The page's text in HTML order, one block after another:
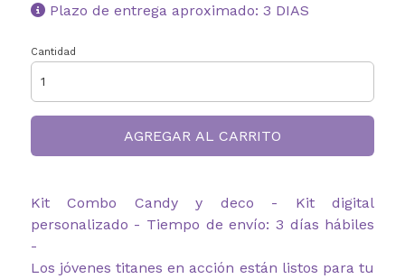
Plazo de entrega aproximado: 3 DIAS
Cantidad
AGREGAR AL CARRITO
Kit Combo Candy y deco - Kit digital
personalizado - Tiempo de envío: 3 días hábiles
-
Los jóvenes titanes en acción están listos para tu